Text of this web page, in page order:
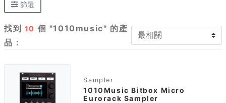
篩選
找到 10 個 "1010music" 的產
品：
Sampler
1010Music Bitbox Micro
Eurorack Sampler